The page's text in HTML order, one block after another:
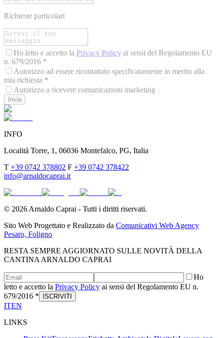
Richieste particolari
Ho letto e accetto la Privacy Policy ai sensi del Regolamento EU
n. 679/2016 *
Autorizzo ad essere ricontattato specificatamente in merito alla
mia richiesta *
Autorizzo a ricevere comunicazioni marketing
Invia
INFO
Località Torre, 1, 06036 Montefalco, PG, Italia
T +39 0742 378802 F +39 0742 378422
info@arnaldocaprai.it
© 2026 Arnaldo Caprai - Tutti i diritti riservati.
Sito Web Progettato e Realizzato da Comunicativi Web Agency
Pesaro, Foligno
RESTA SEMPRE AGGIORNATO SULLE NOVITÀ DELLA
CANTINA ARNALDO CAPRAI
Ho
letto e accetto la Privacy Policy ai sensi del Regolamento EU n.
679/2016 *
ISCRIVITI
ITEN
LINKS